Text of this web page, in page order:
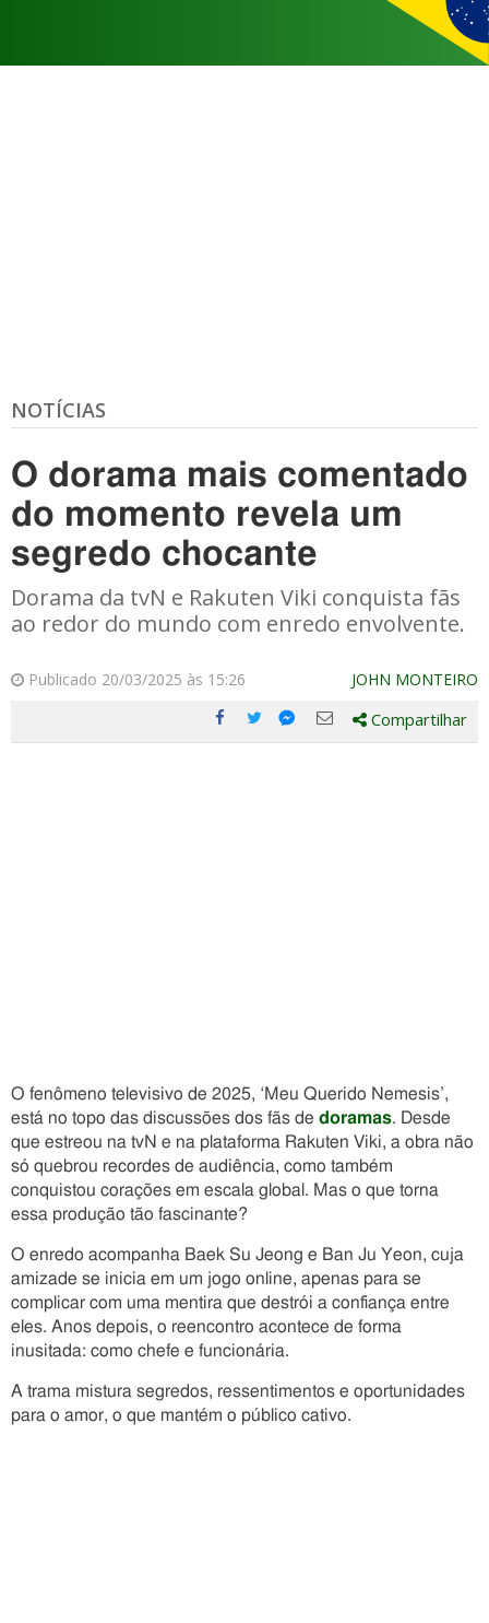
NOTÍCIAS
O dorama mais comentado
do momento revela um
segredo chocante
Dorama da tvN e Rakuten Viki conquista fãs
ao redor do mundo com enredo envolvente.
Publicado 20/03/2025 às 15:26 JOHN MONTEIRO
Compartilhe
Compartilhe
Compartilhe
Compartilhe
Compartilhar
O fenômeno televisivo de 2025, ‘Meu Querido Nemesis’,
está no topo das discussões dos fãs de doramas. Desde
que estreou na tvN e na plataforma Rakuten Viki, a obra não
só quebrou recordes de audiência, como também
conquistou corações em escala global. Mas o que torna
essa produção tão fascinante?
O enredo acompanha Baek Su Jeong e Ban Ju Yeon, cuja
amizade se inicia em um jogo online, apenas para se
complicar com uma mentira que destrói a confiança entre
eles. Anos depois, o reencontro acontece de forma
inusitada: como chefe e funcionária.
A trama mistura segredos, ressentimentos e oportunidades
para o amor, o que mantém o público cativo.